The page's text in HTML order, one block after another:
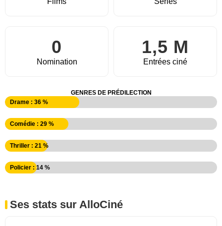
0
Nomination
1,5 M
Entrées ciné
GENRES DE PRÉDILECTION
Drame : 36 %
Comédie : 29 %
Thriller : 21 %
Policier : 14 %
Ses stats sur AlloCiné